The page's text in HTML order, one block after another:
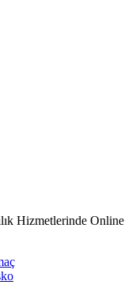
Hizmetlerinde Online